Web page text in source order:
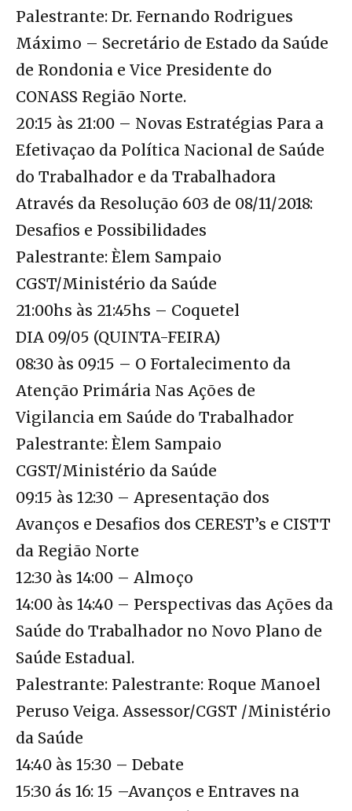
Palestrante: Dr. Fernando Rodrigues
Máximo – Secretário de Estado da Saúde
de Rondonia e Vice Presidente do
CONASS Região Norte.
20:15 às 21:00 – Novas Estratégias Para a
Efetivaçao da Política Nacional de Saúde
do Trabalhador e da Trabalhadora
Através da Resolução 603 de 08/11/2018:
Desafios e Possibilidades
Palestrante: Èlem Sampaio
CGST/Ministério da Saúde
21:00hs às 21:45hs – Coquetel
DIA 09/05 (QUINTA-FEIRA)
08:30 às 09:15 – O Fortalecimento da
Atenção Primária Nas Ações de
Vigilancia em Saúde do Trabalhador
Palestrante: Èlem Sampaio
CGST/Ministério da Saúde
09:15 às 12:30 – Apresentação dos
Avanços e Desafios dos CEREST’s e CISTT
da Região Norte
12:30 às 14:00 – Almoço
14:00 às 14:40 – Perspectivas das Ações da
Saúde do Trabalhador no Novo Plano de
Saúde Estadual.
Palestrante: Palestrante: Roque Manoel
Peruso Veiga. Assessor/CGST /Ministério
da Saúde
14:40 às 15:30 – Debate
15:30 ás 16: 15 –Avanços e Entraves na